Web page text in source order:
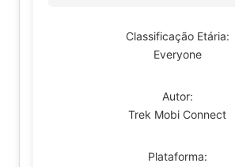
Classificação Etária:
Everyone
Autor:
Trek Mobi Connect
Plataforma: